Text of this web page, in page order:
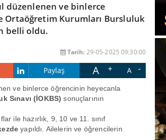
düzenlenen ve binlerce
Kurumları Bursluluk
belli oldu.
Tarih: 29-05-2025 09:30:00
Paylaş A A
ve binlerce öğrencinin heyecanla
Sınavı (İOKBS) sonuçlarının
ile hazırlık, 9, 10 ve 11. sınıf
yapıldı. Ailelerin ve öğrencilerin